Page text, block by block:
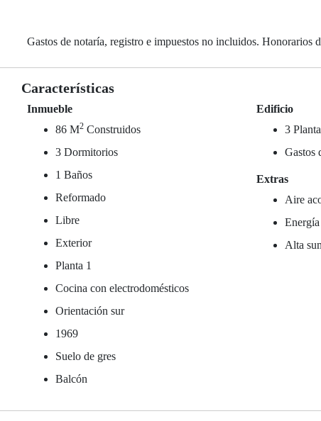
Gastos de notaría, registro e impuestos no incluidos. Honorarios
Características
Inmueble
86 M2 Construidos
3 Dormitorios
1 Baños
Reformado
Libre
Exterior
Planta 1
Cocina con electrodomésticos
Orientación sur
1969
Suelo de gres
Balcón
Edificio
3
Gastos
Extras
Aire
Alta